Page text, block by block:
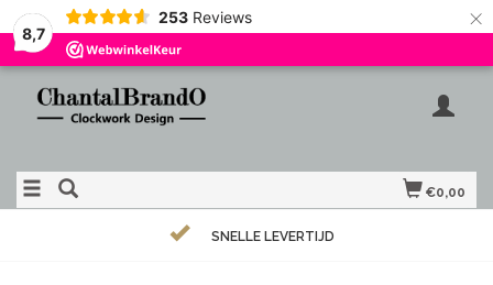
8,7
253 Reviews ×
€0,00
SNELLE LEVERTIJD